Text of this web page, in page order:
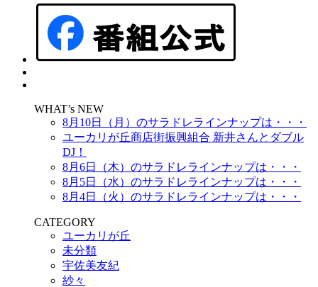
WHAT’s NEW
8月10日（月）のサラドレラインナップは・・・
ユーカリが丘商店街振興組合 新井さんとダブル
DJ！
8月6日（木）のサラドレラインナップは・・・
8月5日（水）のサラドレラインナップは・・・
8月4日（火）のサラドレラインナップは・・・
CATEGORY
ユーカリが丘
未分類
宇佐美友紀
紗々